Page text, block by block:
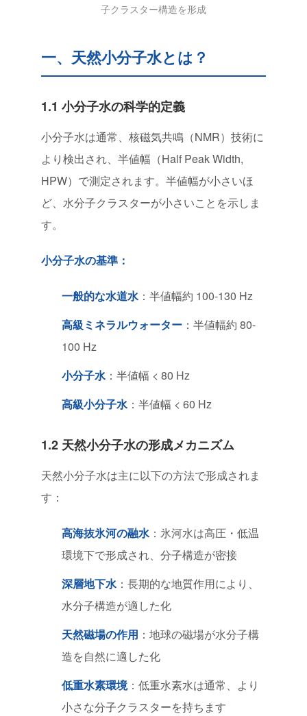
子クラスター構造を形成
一、天然小分子水とは？
1.1 小分子水の科学的定義
小分子水は通常、核磁気共鳴（NMR）技術に
より検出され、半値幅（Half Peak Width,
HPW）で測定されます。半値幅が小さいほ
ど、水分子クラスターが小さいことを示しま
す。
小分子水の基準：
一般的な水道水：半値幅約 100-130 Hz
高級ミネラルウォーター ：半値幅約 80-
100 Hz
小分子水：半値幅 < 80 Hz
高級小分子水：半値幅 < 60 Hz
1.2 天然小分子水の形成メカニズム
天然小分子水は主に以下の方法で形成されま
す：
高海抜氷河の融水：氷河水は高圧・低温
環境下で形成され、分子構造が密接
深層地下水：長期的な地質作用により、
水分子構造が適した化
天然磁場の作用 ：地球の磁場が水分子構
造を自然に適した化
低重水素環境：低重水素水は通常、より
小さな分子クラスターを持ちます